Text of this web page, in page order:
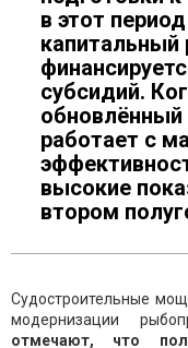
в этот
капитальный
субсидий.
работает с
высокие
втором
Судостроительные
модернизации
отмечают, что